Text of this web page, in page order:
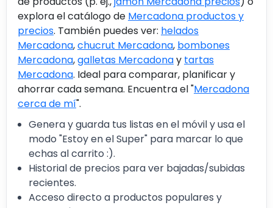
explora el catálogo de Mercadona productos y
precios. También puedes ver: helados
Mercadona,chucrut Mercadona, bombones
Mercadona,galletas Mercadonay tartas
Mercadona. Ideal para comparar, planificar y
ahorrar cada semana. Encuentra el "Mercadona
cerca de mí".
Genera y guarda tus listas en el móvil y usa el
modo "Estoy en el Super" para marcar lo que
echas al carrito :).
Historial de precios para ver bajadas/subidas
recientes.
Acceso directo a productos populares y